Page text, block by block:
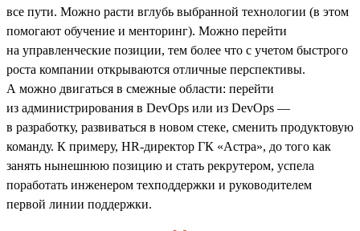
все пути. Можно расти вглубь выбранной технологии (в этом
помогают обучение и менторинг). Можно перейти
на управленческие позиции, тем более что с учетом быстрого
роста компании открываются отличные перспективы.
А можно двигаться в смежные области: перейти
из администрирования в DevOps или из DevOps —
в разработку, развиваться в новом стеке, сменить продуктовую
команду. К примеру, HR-директор ГК «Астра», до того как
занять нынешнюю позицию и стать рекрутером, успела
поработать инженером техподдержки и руководителем
первой линии поддержки.